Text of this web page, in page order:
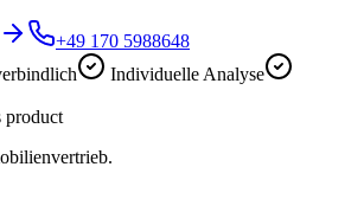
+49 170 5988648
Individuelle Analyse
product